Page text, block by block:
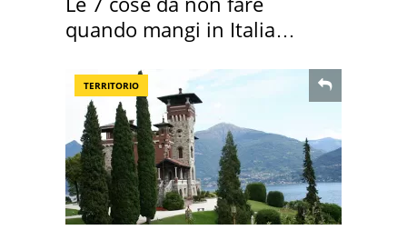
quando mangi in Italia
TERRITORIO